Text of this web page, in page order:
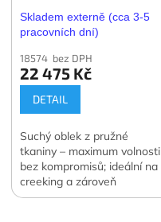
Skladem externě (cca 3-5
pracovních dní)
18574 bez DPH
22 475 Kč
DETAIL
Suchý oblek z pružné
tkaniny – maximum volnosti
bez kompromisů; ideální na
creeking a zároveň
univerzální volba napříč